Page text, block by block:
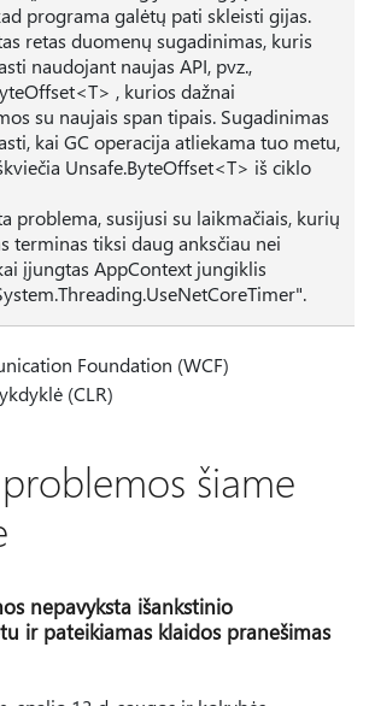
programa galėtų pati skleisti gijas.
retas duomenų sugadinimas, kuris
naudojant naujas API, pvz.,
, kurios dažnai
su naujais span tipais. Sugadinimas
kai GC operacija atliekama tuo metu,
Unsafe.ByteOffset<T> iš ciklo
problema, susijusi su laikmačiais, kurių
terminas tiksi daug anksčiau nei
įjungtas AppContext jungiklis
Foundation (WCF)
(CLR)
šiame
nepavyksta išankstinio
ir pateikiamas klaidos pranešimas